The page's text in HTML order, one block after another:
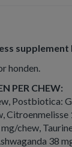
supplement
honden.
PER CHEW:
Postbiotica:
Citroenmelisse
chew,
38